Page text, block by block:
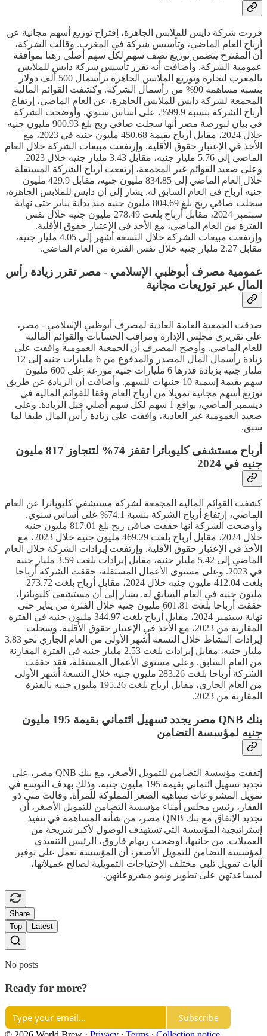
قررت شركة دايس للملابس الجاهزة، إقتراح توزيع أسهم مجانية عن
أرباح العام الماضي، وتأسيس شركة في المغرب. وقالت الشركة،
أن المقترح يتضمن توزيع نصف سهم لكل سهم أصلي رهنا بموافقة
عمومية الشركة. وأضافت أنه تقرر تأسيس شركة دايس للملابس
بالمغرب لتجارة وتوزيع الملابس الجاهزة برأسمال 500 ألف دولار
بنسبة مساهمة 90% من رأسمال الشركة. وكشفت القوائم المالية
المجمعة لشركة دايس للملابس الجاهزة، عن العام الماضي، إرتفاع
أرباح الشركة بنسبة 99.9%، على أساس سنوي. وأوضحت الشركة
في بيان لبورصة مصر أنها سجلت صافي ربح بلغ 900.93 مليون جنيه
خلال 2024، مقابل أرباح بقيمة 450.68 مليون جنيه في 2023، مع
الأخذ في الإعتبار حقوق الأقلية. وإرتفعت مبيعات الشركة خلال العام
الماضي إلى 5.76 مليار جنيه، مقابل 3.43 مليار جنيه خلال 2023.
وعلى صعيد القوائم غير المجمعة، إرتفعت أرباح الشركة المستقلة
خلال العام الماضي إلى 834.85 مليون جنيه، مقابل 429.9 مليون
جنيه أرباح في العام السابق له. يشار إلي أن دايس للملابس الجاهزة،
سجلت صافي ربح بلغ 804.69 مليون جنيه منذ بداية يناير حتى نهاية
سبتمبر 2024، مقابل أرباح بلغت 278.49 مليون جنيه خلال نفس
الفترة من العام الماضي، مع الأخذ في الإعتبار حقوق الأقلية.
وإرتفعت مبيعات الشركة خلال التسعة أشهر إلى 4.05 مليار جنيه،
مقابل 2.27 مليار جنيه خلال نفس الفترة من العام الماضي.
عمومية مصرف أبوظبي الإسلامي - مصر تقرر زيادة رأس
المال عبر توزيعات مجانية
صدقت الجمعية العامة العادية لمصرف أبوظبي الإسلامي - مصر،
على تقريري مجلس الإدارة ومراقب الحسابات والقوائم المالية
للعام الماضي. وأوضح المصرف أن الجمعية العمومية وافقت على
زيادة رأسمال المال المصدر والمدفوع من 6 مليارات جنيه إلى 12
مليار جنيه بزيادة قدرها 6 مليارات جنيه موزعة على 600 مليون
سهم بقيمة إسمية 10 جنيهات للسهم. وأضافت أن الزيادة عن طريق
توزيع أسهم مجانية تمويلا من أرباح العام وفقا للقوائم المالية في
ديسمبر الماضي، بواقع 1 سهم لكل سهم أصلي قبل الزيادة. وعلى
صعيد العمومية غير العادية، وافقت على زيادة رأس المال طبقا لما
سبق.
أرباح مستشفى كليوباترا تقفز 74% لتتجاوز 817 مليون
جنيه في 2024
كشفت القوائم المالية المجمعة لشركة مستشفى كليوباترا عن العام
الماضي، إرتفاع أرباح الشركة بنسبة 74.1% على أساس سنوي.
وأوضحت الشركة أنها حققت صافي ربح بلغ 817.01 مليون جنيه
خلال 2024، مقابل أرباح بلغت 469.29 مليون جنيه خلال 2023، مع
الأخذ في الإعتبار حقوق الأقلية. وإرتفعت إيرادات الشركة خلال العام
الماضي إلى 5.42 مليار جنيه، مقابل إيرادات بلغت 3.59 مليار جنيه
في 2023. وعلى مستوى الأعمال المستقلة، حققت الشركة أرباحا
بلغت 412.04 مليون جنيه خلال 2024، مقابل أرباح بلغت 273.72
مليون جنيه في العام السابق له. يشار إلى أن مستشفى كليوباترا،
حققت أرباحا بلغت 601.81 مليون جنيه خلال الفترة من يناير حتى
نهاية سبتمبر 2024، مقابل أرباح بلغت 344.97 مليون جنيه في الفترة
المقارنة من 2023، مع الأخذ في الإعتبار حقوق الأقلية. وسجلت
إيرادات النشاط خلال التسعة أشهر الأولى من العام الجاري نحو 3.83
مليار جنيه، مقابل إيرادات بلغت 2.53 مليار جنيه في الفترة المقارنة
من العام السابق. وعلى مستوى الأعمال المستقلة، فقد حققت
الشركة أرباحا بلغت 283.26 مليون جنيه خلال التسعة أشهر الأولى
من العام الجاري، مقابل أرباح بلغت 195.26 مليون جنيه بالفترة
المقارنة من 2023.
بنك QNB مصر يجدد تسهيل ائتماني بقيمة 195 مليون
جنيه لمؤسسة التضامن
إتفقت مؤسسة التضامن للتمويل الأصغر، مع بنك QNB مصر، على
تجديد تسهيل ائتماني بقيمة 195 مليون جنيه، وذلك بهدف التوسع في
تمويل المشروعات متناهية الصغر المملوكة للمرأة. وقالت منى ذو
الفقار، رئيس مجلس أمناء مؤسسة التضامن للتمويل الأصغر، أن
تجديد الإتفاق مع بنك QNB مصر، من شأنه المساهمة في تنفيذ
إستراتيجية المؤسسة التي تستهدف الوصول لأكبر شريحة من
العميلات. من جانبها، أوضحت ريهام فاروق، الرئيس التنفيذي
لمؤسسة التضامن للتمويل الأصغر، أن المؤسسة تعمل على توفير
آليات تمويل تلبي مختلف الإحتياجات التمويلية لصالح عميلاتها،
لمساعدتهن على تطوير ونمو مشروعاتهن.
Share
Top
Latest
No posts
Ready for more?
Subscribe